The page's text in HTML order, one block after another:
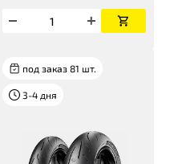
под заказ 81 шт.
3-4 дня